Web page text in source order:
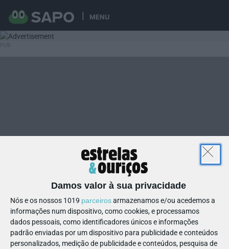
MENU
Damos valor à sua privacidade
Nós e os nossos 1019 parceirosarmazenamos e/ou acedemos a
informações num dispositivo, como cookies, e processamos
dados pessoais, como identificadores únicos e informações
padrão enviadas por um dispositivo para publicidade e conteúdos
personalizados, medição de publicidade e conteúdos, pesquisa de